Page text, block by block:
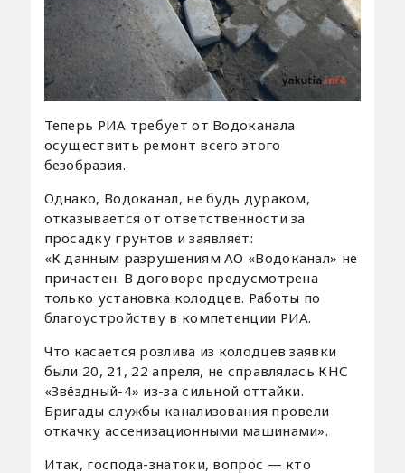
Теперь РИА требует от Водоканала
осуществить ремонт всего этого
безобразия.
Однако, Водоканал, не будь дураком,
отказывается от ответственности за
просадку грунтов и заявляет:
«К данным разрушениям АО «Водоканал» не
причастен. В договоре предусмотрена
только установка колодцев. Работы по
благоустройству в компетенции РИА.
Что касается розлива из колодцев заявки
были 20, 21, 22 апреля, не справлялась КНС
«Звёздный-4» из-за сильной оттайки.
Бригады службы канализования провели
откачку ассенизационными машинами».
Итак, господа-знатоки, вопрос — кто